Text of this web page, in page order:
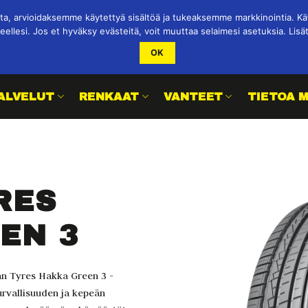
RENKAAT VANTEET TIETOA
3
Tyres Hakka Green 3 -
ja kepeän
arvioidaksemme käytettyä sisältöä ja tukeaksemme markkinointia.
Jos et hyväksy evästeitä, voit muuttaa selaimesi asetuksia.
OK